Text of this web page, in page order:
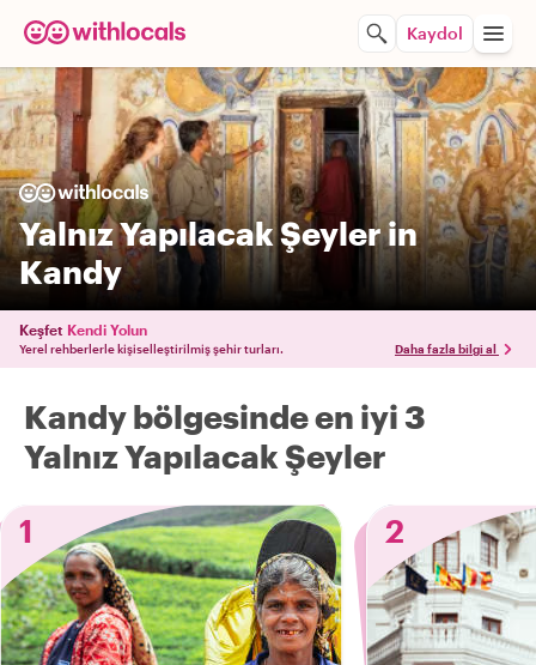
Kaydol
Yalnız Yapılacak Şeyler in
Kandy
Keşfet Kendi Yolun
Yerel rehberlerle kişiselleştirilmiş şehir turları. Daha fazla bilgi al
Kandy bölgesinde en iyi 3
Yalnız Yapılacak Şeyler
1
2